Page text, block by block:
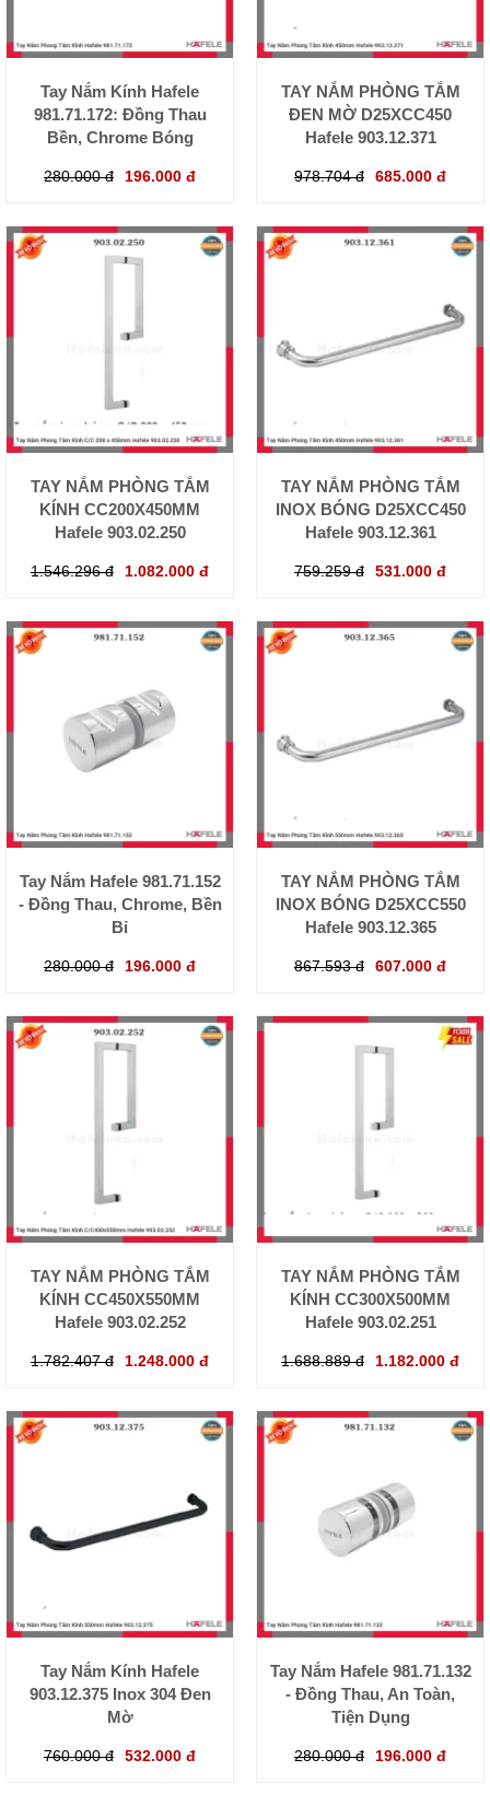
Tay Nắm Kính Hafele
981.71.172: Đồng Thau
Bền, Chrome Bóng
280.000 đ 196.000 đ
TAY NẮM PHÒNG TẮM
ĐEN MỜ D25XCC450
Hafele 903.12.371
978.704 đ 685.000 đ
TAY NẮM PHÒNG TẮM
KÍNH CC200X450MM
Hafele 903.02.250
1.546.296 đ 1.082.000 đ
TAY NẮM PHÒNG TẮM
INOX BÓNG D25XCC450
Hafele 903.12.361
759.259 đ 531.000 đ
Tay Nắm Hafele 981.71.152
- Đồng Thau, Chrome, Bền
Bỉ
280.000 đ 196.000 đ
TAY NẮM PHÒNG TẮM
INOX BÓNG D25XCC550
Hafele 903.12.365
867.593 đ 607.000 đ
TAY NẮM PHÒNG TẮM
KÍNH CC450X550MM
Hafele 903.02.252
1.782.407 đ 1.248.000 đ
TAY NẮM PHÒNG TẮM
KÍNH CC300X500MM
Hafele 903.02.251
1.688.889 đ 1.182.000 đ
Tay Nắm Kính Hafele
903.12.375 Inox 304 Đen
Mờ
760.000 đ 532.000 đ
Tay Nắm Hafele 981.71.132
- Đồng Thau, An Toàn,
Tiện Dụng
280.000 đ 196.000 đ